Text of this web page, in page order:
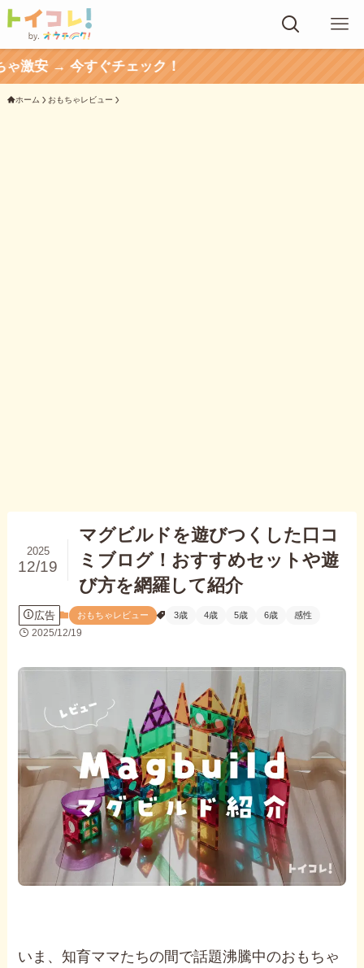
ェック！
ホーム おもちゃレビュー
マグビルドを遊びつくした口コ
ミブログ！おすすめセットや遊
び方を網羅して紹介
2025
12/19
広告 おもちゃレビュー 3歳 4歳 5歳 6歳 感性
2025/12/19
いま、知育ママたちの間で話題沸騰中のおもちゃ